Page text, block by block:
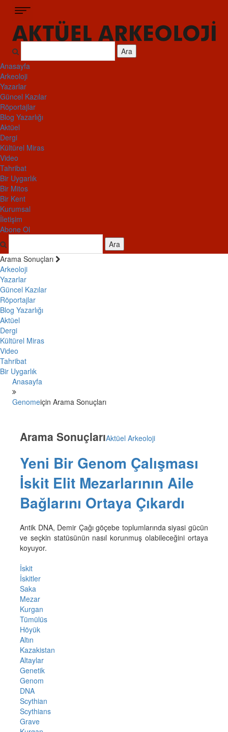
Ara
Anasayfa
Arkeoloji
Yazarlar
Güncel Kazılar
Röportajlar
Blog Yazarlığı
Aktüel
Dergi
Kültürel Miras
Video
Tahribat
Bir Uygarlık
Bir Mitos
Bir Kent
Kurumsal
İletişim
Abone Ol
Ara
Arama Sonuçları
Arkeoloji
Yazarlar
Güncel Kazılar
Röportajlar
Blog Yazarlığı
Aktüel
Dergi
Kültürel Miras
Video
Tahribat
Bir Uygarlık
Anasayfa
Genomeiçin Arama Sonuçları
Arama SonuçlarıAktüel Arkeoloji
Yeni Bir Genom Çalışması
İskit Elit Mezarlarının Aile
Bağlarını Ortaya Çıkardı
Antik DNA, Demir Çağı göçebe toplumlarında siyasi gücün
ve seçkin statüsünün nasıl korunmuş olabileceğini ortaya
koyuyor.
İskit
İskitler
Saka
Mezar
Kurgan
Tümülüs
Höyük
Altın
Kazakistan
Altaylar
Genetik
Genom
DNA
Scythian
Scythians
Grave